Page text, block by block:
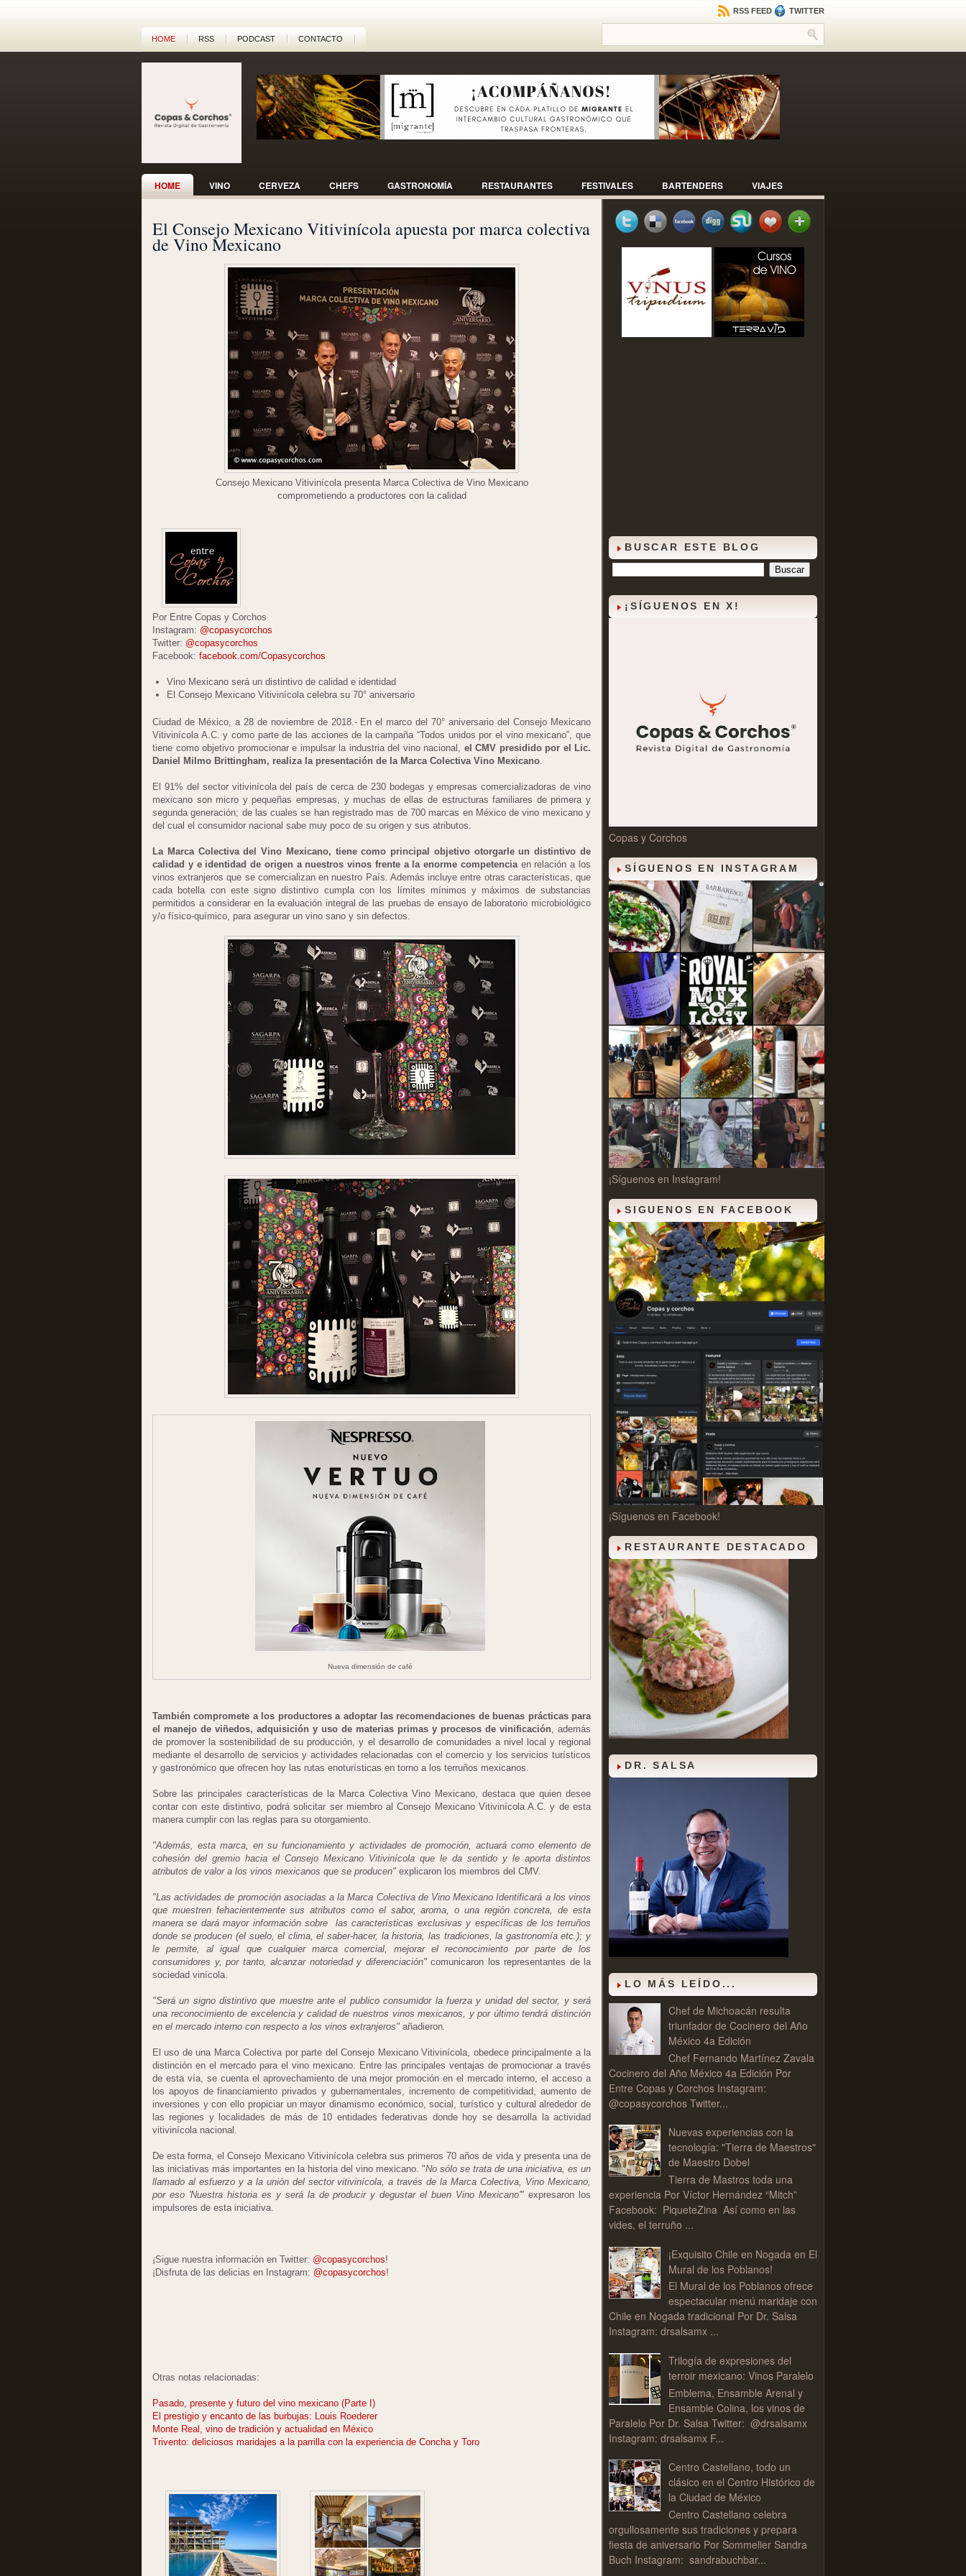
HOME RSS PODCAST CONTACTO
RSS FEED TWITTER
HOME VINO CERVEZA CHEFS GASTRONOMÍA RESTAURANTES FESTIVALES BARTENDERS VIAJES
El Consejo Mexicano Vitivinícola apuesta por marca colectiva
de Vino Mexicano
Consejo Mexicano Vitivinícola presenta Marca Colectiva de Vino Mexicano
comprometiendo a productores con la calidad
Por Entre Copas y Corchos
Instagram: @copasycorchos
Twitter: @copasycorchos
Facebook: facebook.com/Copasycorchos
Vino Mexicano será un distintivo de calidad e identidad
El Consejo Mexicano Vitivinícola celebra su 70° aniversario
Ciudad de México, a 28 de noviembre de 2018.- En el marco del 70° aniversario del Consejo Mexicano
Vitivinícola A.C. y como parte de las acciones de la campaña “Todos unidos por el vino mexicano”, que
tiene como objetivo promocionar e impulsar la industria del vino nacional, el CMV presidido por el Lic.
Daniel Milmo Brittingham, realiza la presentación de la Marca Colectiva Vino Mexicano
El 91% del sector vitivinícola del país de cerca de 230 bodegas y empresas comercializadoras de vino
mexicano son micro y pequeñas empresas, y muchas de ellas de estructuras familiares de primera y
segunda generación; de las cuales se han registrado mas de 700 marcas en México de vino mexicano y
del cual el consumidor nacional sabe muy poco de su origen y sus atributos.
La Marca Colectiva del Vino Mexicano, tiene como principal objetivo otorgarle un distintivo de
calidad y e identidad de origen a nuestros vinos frente a la enorme competenciaen relación a los
vinos extranjeros que se comercializan en nuestro País. Además incluye entre otras características, que
cada botella con este signo distintivo cumpla con los límites mínimos y máximos de substancias
permitidos a considerar en la evaluación integral de las pruebas de ensayo de laboratorio microbiológico
y/o físico-químico, para asegurar un vino sano y sin defectos.
Nueva dimensión de café
También compromete a los productores a adoptar las recomendaciones de buenas prácticas para
el manejo de viñedos, adquisición y uso de materias primas y procesos de vinificación, además
de promover la sostenibilidad de su producción, y el desarrollo de comunidades a nivel local y regional
mediante el desarrollo de servicios y actividades relacionadas con el comercio y los servicios turísticos
y gastronómico que ofrecen hoy las rutas enoturísticas en torno a los terruños mexicanos.
Sobre las principales características de la Marca Colectiva Vino Mexicano, destaca que quien desee
contar con este distintivo, podrá solicitar ser miembro al Consejo Mexicano Vitivinícola A.C. y de esta
manera cumplir con las reglas para su otorgamiento.
"Además, esta marca, en su funcionamiento y actividades de promoción, actuará como elemento de
cohesión del gremio hacia el Consejo Mexicano Vitivinícola que le da sentido y le aporta distintos
atributos de valor a los vinos mexicanos que se producen" explicaron los miembros del CMV.
"Las actividades de promoción asociadas a la Marca Colectiva de Vino Mexicano Identificará a los vinos
que muestren fehacientemente sus atributos como el sabor, aroma, o una región concreta, de esta
manera se dará mayor información sobre las características exclusivas y específicas de los terruños
donde se producen (el suelo, el clima, el saber-hacer, la historia, las tradiciones, la gastronomía etc.); y
le permite, al igual que cualquier marca comercial, mejorar el reconocimiento por parte de los
consumidores y, por tanto, alcanzar notoriedad y diferenciación"comunicaron los representantes de la
sociedad vinícola.
"Será un signo distintivo que muestre ante el publico consumidor la fuerza y unidad del sector, y será
una reconocimiento de excelencia y calidad de nuestros vinos mexicanos, y por último tendrá distinción
en el mercado interno con respecto a los vinos extranjeros" añadieron.
El uso de una Marca Colectiva por parte del Consejo Mexicano Vitivinícola, obedece principalmente a la
distinción en el mercado para el vino mexicano. Entre las principales ventajas de promocionar a través
de esta vía, se cuenta el aprovechamiento de una mejor promoción en el mercado interno, el acceso a
los apoyos de financiamiento privados y gubernamentales, incremento de competitividad, aumento de
inversiones y con ello propiciar un mayor dinamismo económico, social, turístico y cultural alrededor de
las regiones y localidades de más de 10 entidades federativas donde hoy se desarrolla la actividad
vitivinícola nacional.
De esta forma, el Consejo Mexicano Vitivinícola celebra sus primeros 70 años de vida y presenta una de
las iniciativas más importantes en la historia del vino mexicano. "No sólo se trata de una iniciativa, es un
llamado al esfuerzo y a la unión del sector vitivinícola, a través de la Marca Colectiva, Vino Mexicano,
por eso 'Nuestra historia es y será la de producir y degustar el buen Vino Mexicano'"expresaron los
impulsores de esta iniciativa.
¡Sigue nuestra información en Twitter: @copasycorchos!
¡Disfruta de las delicias en Instagram: @copasycorchos!
Otras notas relacionadas:
Pasado, presente y futuro del vino mexicano (Parte I)
El prestigio y encanto de las burbujas: Louis Roederer
Monte Real, vino de tradición y actualidad en México
Trivento: deliciosos maridajes a la parrilla con la experiencia de Concha y Toro
BUSCAR ESTE BLOG
¡SÍGUENOS EN X!
Copas y Corchos
SÍGUENOS EN INSTAGRAM
¡Síguenos en Instagram!
SIGUENOS EN FACEBOOK
¡Síguenos en Facebook!
RESTAURANTE DESTACADO
DR. SALSA
LO MÁS LEÍDO...
Chef de Michoacán resulta
triunfador de Cocinero del Año
México 4a Edición
Chef Fernando Martínez Zavala
Cocinero del Año México 4a Edición Por
Entre Copas y Corchos Instagram:
@copasycorchos Twitter...
Nuevas experiencias con la
tecnología: "Tierra de Maestros"
de Maestro Dobel
Tierra de Mastros toda una
experiencia Por Víctor Hernández “Mitch”
Facebook: PiqueteZina Así como en las
vides, el terruño ...
¡Exquisito Chile en Nogada en El
Mural de los Poblanos!
El Mural de los Poblanos ofrece
espectacular menú maridaje con
Chile en Nogada tradicional Por Dr. Salsa
Instagram: drsalsamx ...
Trilogía de expresiones del
terroir mexicano: Vinos Paralelo
Emblema, Ensamble Arenal y
Ensamble Colina, los vinos de
Paralelo Por Dr. Salsa Twitter: @drsalsamx
Instagram: drsalsamx F...
Centro Castellano, todo un
clásico en el Centro Histórico de
la Ciudad de México
Centro Castellano celebra
orgullosamente sus tradiciones y prepara
fiesta de aniversario Por Sommelier Sandra
Buch Instagram: sandrabuchbar...